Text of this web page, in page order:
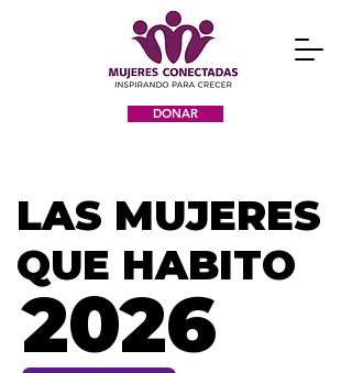
DONAR
LAS MUJERES
QUE HABITO
LAS MUJERES
QUE HABITO
2026
2026